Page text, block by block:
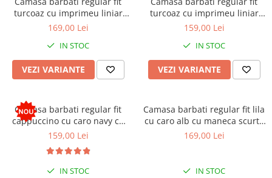
turcoaz cu imprimeu liniar
bleumarin cu maneca scurta
169,00 Lei
IN STOC
VEZI VARIANTE
turcoaz cu imprimeu liniar
bleumarin cu maneca scurta
159,00 Lei
IN STOC
VEZI VARIANTE
Camasa barbati regular fit
cappuccino cu caro navy cu
maneca scurta
159,00 Lei
IN STOC
Camasa barbati regular fit lila
cu caro alb cu maneca scurta
2XL-3XL
169,00 Lei
IN STOC